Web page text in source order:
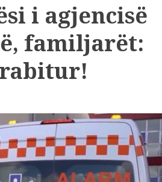
i agjencisë
familjarët: